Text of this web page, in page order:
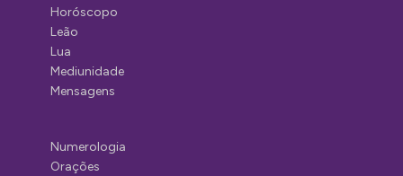
Horóscopo
Leão
Lua
Mediunidade
Mensagens
Numerologia
Orações